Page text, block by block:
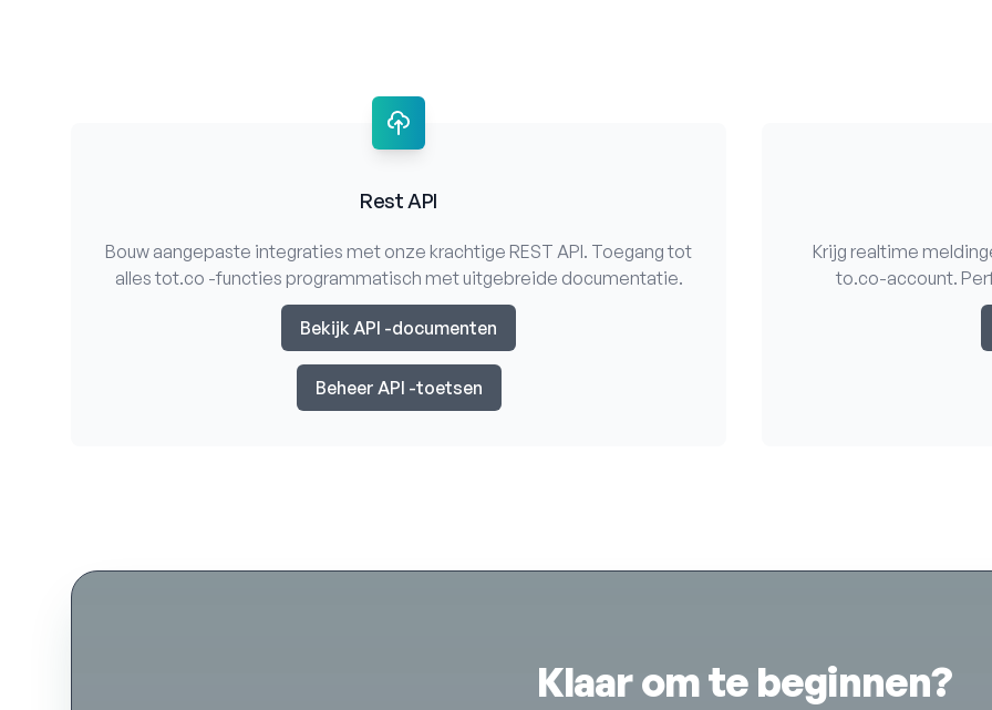
Rest API
Bouw aangepaste integraties met onze krachtige REST API. Toegang tot
alles tot.co -functies programmatisch met uitgebreide documentatie.
Bekijk API -documenten
Beheer API -toetsen
Krijg realtime
to.co-account.
Klaar om te beginnen?